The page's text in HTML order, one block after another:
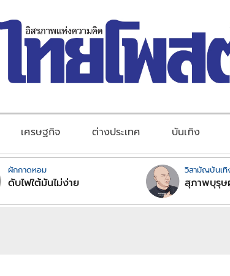
เศรษฐกิจ ต่างประเทศ บันเทิง
ผักกาดหอม
ดับไฟใต้มันไม่ง่าย
วิสามัญบันเทิ
สุภาพบุรุษ